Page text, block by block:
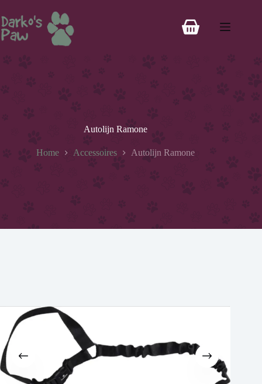
Autolijn Ramone
Home Accessoires Autolijn Ramone